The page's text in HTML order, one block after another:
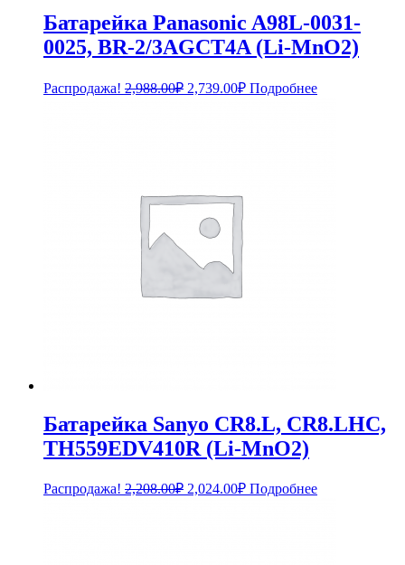
Батарейка Panasonic A98L-0031-
0025, BR-2/3AGCT4A (Li-MnO2)
Распродажа! 2,988.00₽ Первоначальная
2,739.00₽Текущая
цена:
Подробнее
Батарейка Sanyo CR8.L, CR8.LHC,
TH559EDV410R (Li-MnO2)
Распродажа! 2,208.00₽ Первоначальная
2,024.00₽Текущая
Подробнее